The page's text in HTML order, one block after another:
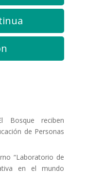
Bosque reciben
de Personas
“Laboratorio de
en el mundo